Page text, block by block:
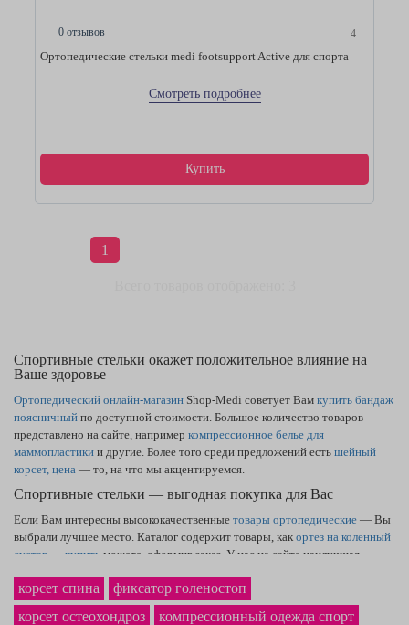
0 отзывов 4
Ортопедические стельки medi footsupport Active для спорта
Смотреть подробнее
Купить
1
Спортивные стельки окажет положительное влияние на
Ваше здоровье
Ортопедический онлайн-магазин Shop-Medi советует Вам купить бандаж
поясничный по доступной стоимости. Большое количество товаров
представлено на сайте, например компрессионное белье для
маммопластики и другие. Более того среди предложений есть шейный
корсет, цена — то, на что мы акцентируемся.
Спортивные стельки — выгодная покупка для Вас
Если Вам интересны высококачественные товары ортопедические — Вы
выбрали лучшее место. Каталог содержит товары, как ортез на коленный
сустав — купить можете, оформив заказ. У нас на сайте наилучшая
Фирменныйкорсаж для спиныточно станет приобретением, которым Вы
обрадуетесь.
корсет спина
фиксатор голеностоп
корсет остеохондроз
компрессионный одежда спорт